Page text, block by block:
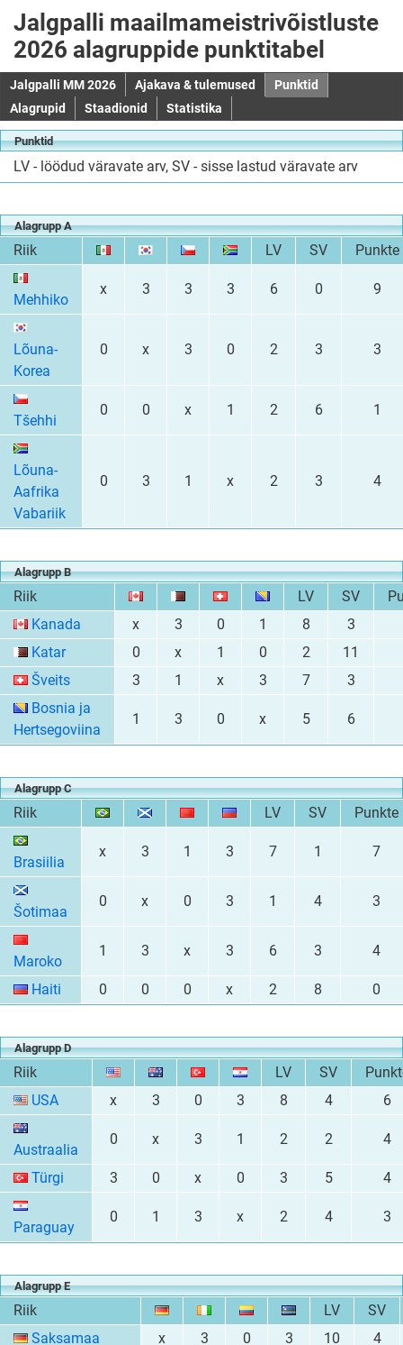
Jalgpalli maailmameistrivõistluste
2026 alagruppide punktitabel
Jalgpalli MM 2026 Ajakava & tulemused
Punktid
Alagrupid
Staadionid Statistika
Punktid
LV - löödud väravate arv, SV - sisse lastud väravate arv
Alagrupp A
Riik LV SV Punkte
Mehhiko
x 3 3 3 6 0 9
Lõuna-
Korea
0 x 3 0 2 3 3
Tšehhi
0 0 x 1 2 6 1
Lõuna-
Aafrika
Vabariik
0 3 1 x 2 3 4
Alagrupp B
Riik LV SV
Kanada
x 3 0 1 8
3
Katar
0 x 1 0 2
11
Šveits
3 1 x 3 7
3
Bosnia ja
Hertsegoviina
1 3 0 x 5 6
Alagrupp C
Riik LV SV Punkte
Brasiilia
x 3 1 3 7 1 7
Šotimaa
0 x 0 3 1 4 3
Maroko
1 3 x 3 6 3 4
Haiti 0 0 0 x 2 8 0
Alagrupp D
Riik LV SV
USA
x 3 0 3 8 4 6
Austraalia
0 x 3 1 2 2 4
Türgi 3 0 x 0 3 5 4
Paraguay
0 1 3 x 2 4 3
Alagrupp E
Riik LV
SV
Saksamaa
x 3 0 3 10 4